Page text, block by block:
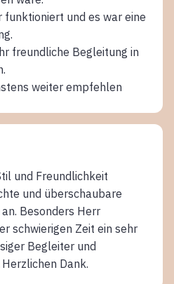
und es war eine
freundliche Begleitung in
weiter empfehlen
und Freundlichkeit
und überschaubare
Besonders Herr
schwierigen Zeit ein sehr
Begleiter und
Dank.